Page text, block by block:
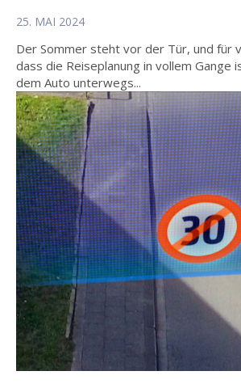
25. MAI 2024
Der Sommer steht vor der Tür, und für
dass die Reiseplanung in vollem Gange
dem Auto unterwegs...